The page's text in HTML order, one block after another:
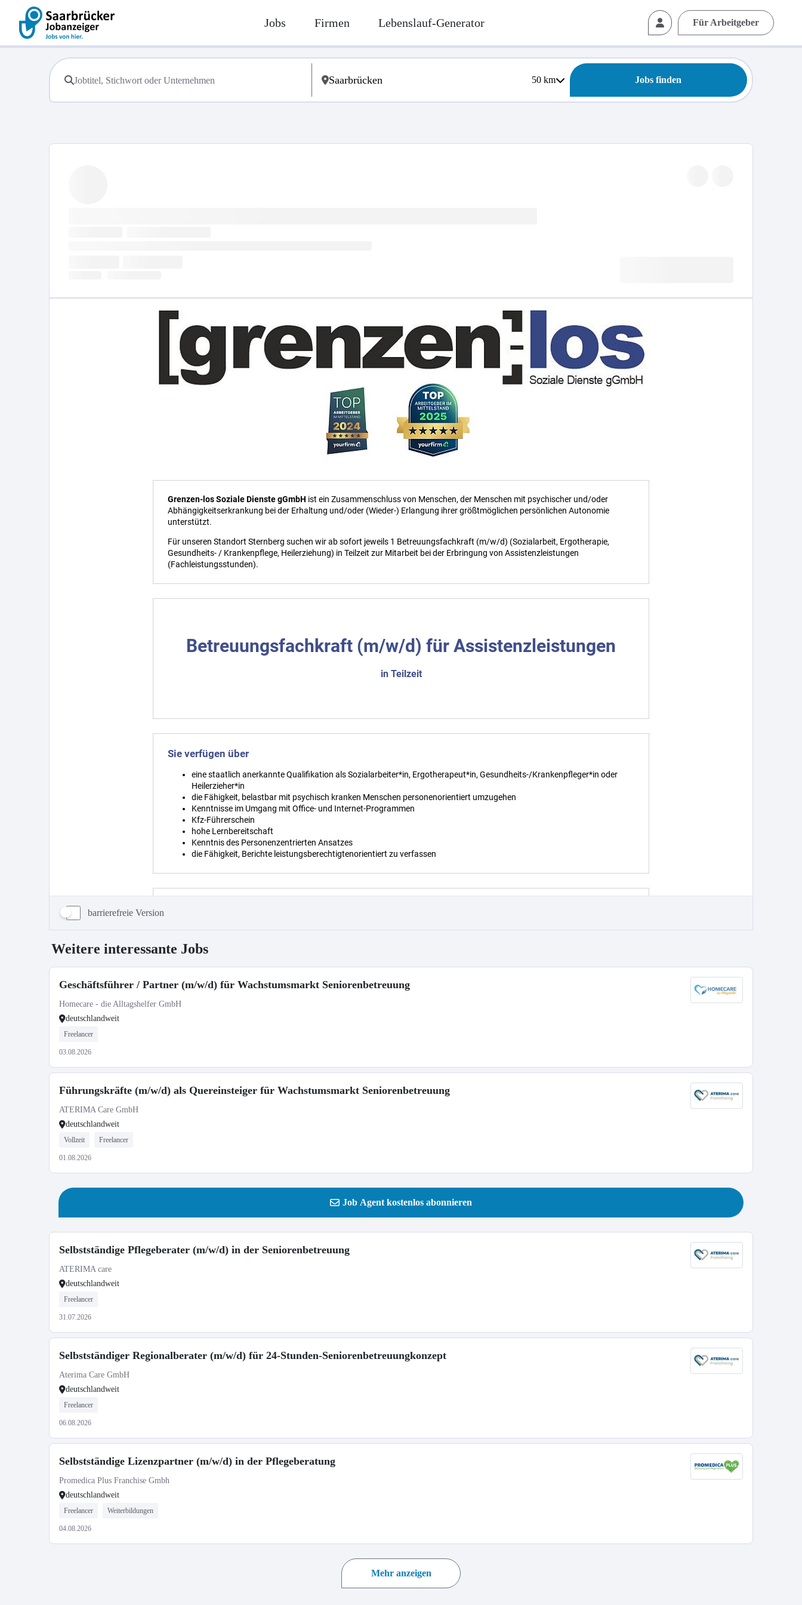
Jobs Firmen Lebenslauf-Generator Für Arbeitgeber
50km Jobs finden
barrierefreie Version
Weitere interessante Jobs
Geschäftsführer / Partner (m/w/d) für Wachstumsmarkt Seniorenbetreuung
Homecare - die Alltagshelfer GmbH
deutschlandweit
Freelancer
03.08.2026
Führungskräfte (m/w/d) als Quereinsteiger für Wachstumsmarkt Seniorenbetreuung
ATERIMA Care GmbH
deutschlandweit
Vollzeit Freelancer
01.08.2026
Job Agent kostenlos abonnieren
Selbstständige Pflegeberater (m/w/d) in der Seniorenbetreuung
ATERIMA care
deutschlandweit
Freelancer
31.07.2026
Selbstständiger Regionalberater (m/w/d) für 24-Stunden-Seniorenbetreuungkonzept
Aterima Care GmbH
deutschlandweit
Freelancer
06.08.2026
Selbstständige Lizenzpartner (m/w/d) in der Pflegeberatung
Promedica Plus Franchise Gmbh
deutschlandweit
Freelancer Weiterbildungen
04.08.2026
Mehr anzeigen